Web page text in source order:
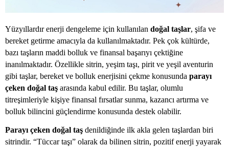
Yüzyıllardır enerji dengeleme için kullanılan doğal taşlar, şifa ve
bereket getirme amacıyla da kullanılmaktadır. Pek çok kültürde,
bazı taşların maddi bolluk ve finansal başarıyı çektiğine
inanılmaktadır. Özellikle sitrin, yeşim taşı, pirit ve yeşil aventurin
gibi taşlar, bereket ve bolluk enerjisini çekme konusunda parayı
çeken doğal taş arasında kabul edilir. Bu taşlar, olumlu
titreşimleriyle kişiye finansal fırsatlar sunma, kazancı artırma ve
bolluk bilincini güçlendirme konusunda destek olabilir.
Parayı çeken doğal taş denildiğinde ilk akla gelen taşlardan biri
sitrindir. “Tüccar taşı” olarak da bilinen sitrin, pozitif enerji yayarak